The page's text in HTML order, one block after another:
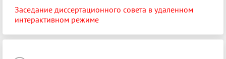
Заседание диссертационного совета в удаленном
интерактивном режиме